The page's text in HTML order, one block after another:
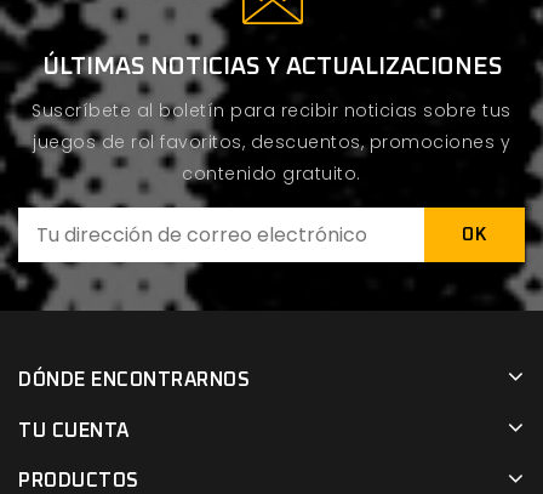
ÚLTIMAS NOTICIAS Y ACTUALIZACIONES
Suscríbete al boletín para recibir noticias sobre tus
juegos de rol favoritos, descuentos, promociones y
contenido gratuito.
DÓNDE ENCONTRARNOS
TU CUENTA
PRODUCTOS